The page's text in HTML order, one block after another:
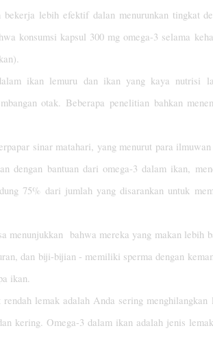
lebih efektif dalan menurunkan tingkat
konsumsi kapsul 300 mg omega-3 selama
ikan lemuru dan ikan yang kaya nutrisi
otak. Beberapa penelitian bahkan
sinar matahari, yang menurut para ilmuwan
dengan bantuan dari omega-3 dalam ikan,
75% dari jumlah yang disarankan untuk
menunjukkan bahwa mereka yang makan lebih
dan biji-bijian - memiliki sperma dengan
ikan.
lemak adalah Anda sering menghilangkan
kering. Omega-3 dalam ikan adalah jenis